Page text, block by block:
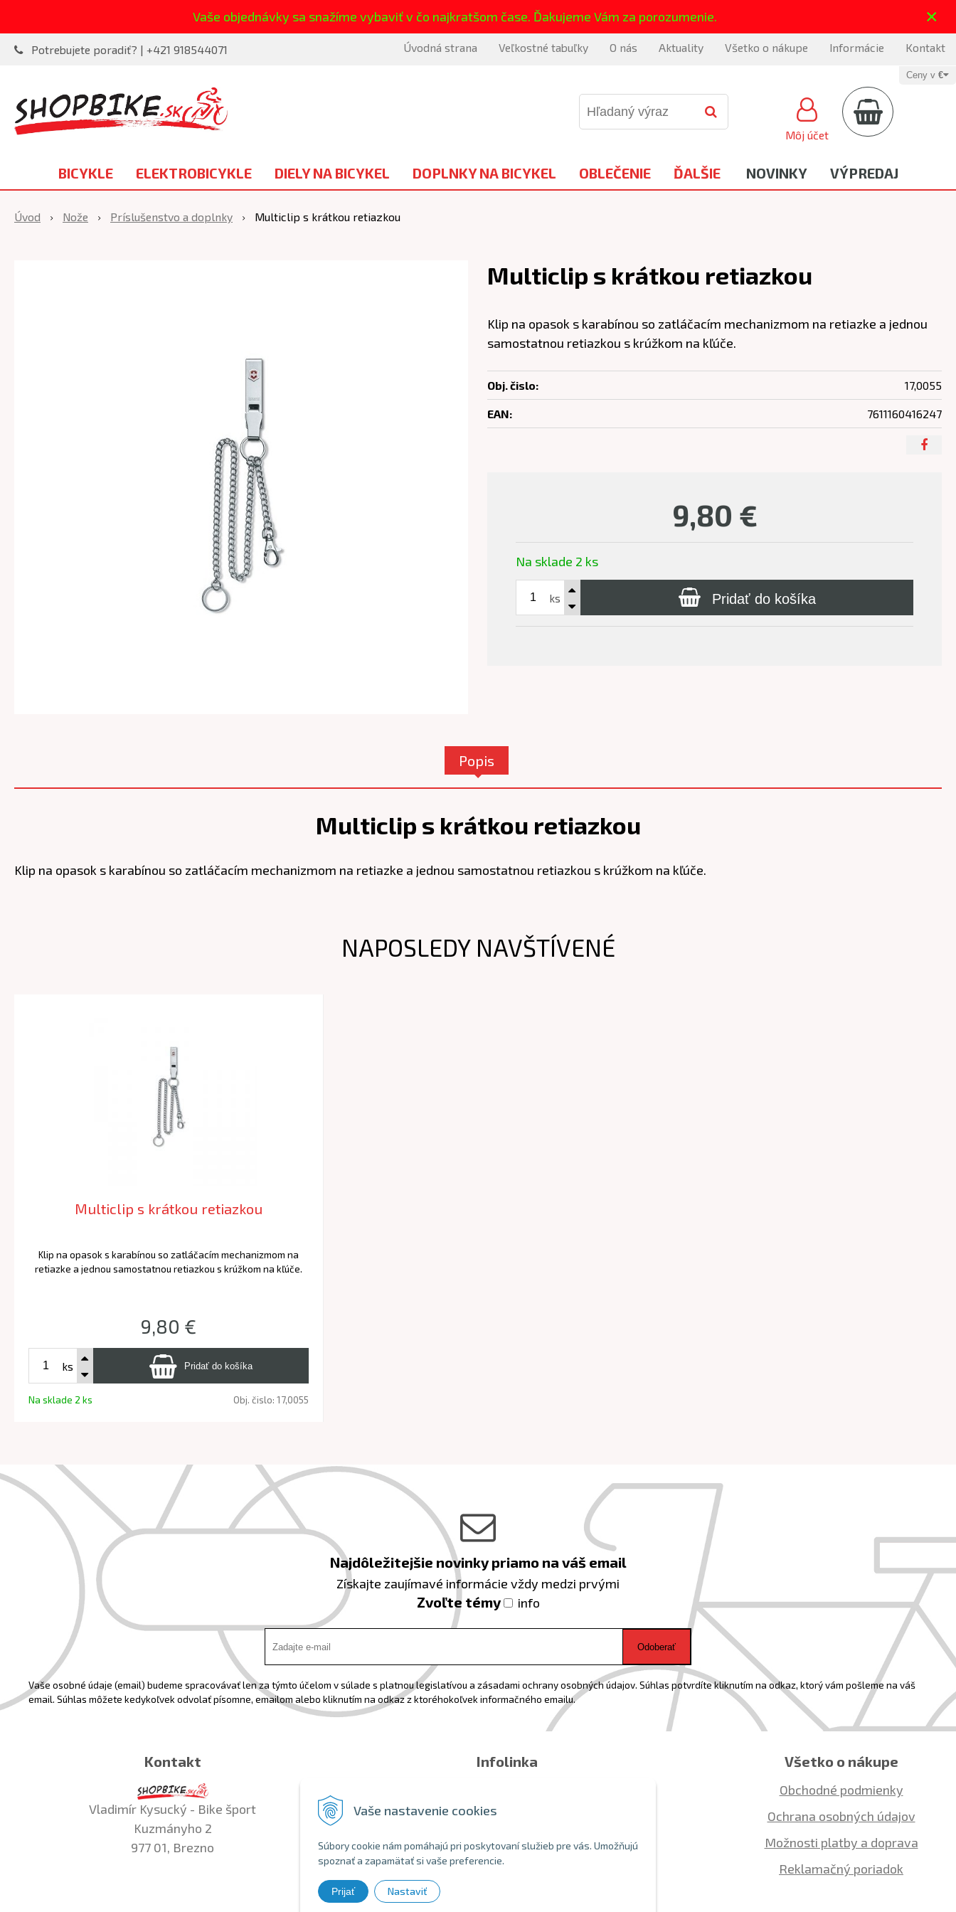
Vaše nastavenie cookies
Súbory cookie nám pomáhajú pri poskytovaní služieb pre vás. Umožňujú
spoznať a zapamätať si vaše preferencie.
Prijať Nastaviť
Vaše objednávky sa snažíme vybaviť v čo najkratšom čase. Ďakujeme Vám za porozumenie. ×
Potrebujete poradiť? | +421 918544071 Úvodná strana Veľkostné tabuľky O nás Aktuality Všetko o nákupe Informácie Kontakt
Môj účet
Ceny v €
BICYKLE ELEKTROBICYKLE DIELY NA BICYKEL DOPLNKY NA BICYKEL OBLEČENIE ĎALŠIE NOVINKY VÝPREDAJ
Úvod Nože Príslušenstvo a doplnky Multiclip s krátkou retiazkou
Multiclip s krátkou retiazkou
9,80 €
Na sklade 2 ks
ks Pridať do košíka
Klip na opasok s karabínou so zatláčacím mechanizmom na retiazke a jednou
samostatnou retiazkou s krúžkom na kľúče.
Obj. čislo: 17,0055
EAN: 7611160416247
Popis
Multiclip s krátkou retiazkou
Klip na opasok s karabínou so zatláčacím mechanizmom na retiazke a jednou samostatnou retiazkou s krúžkom na kľúče.
NAPOSLEDY NAVŠTÍVENÉ
Multiclip s krátkou retiazkou
Klip na opasok s karabínou so zatláčacím mechanizmom na
retiazke a jednou samostatnou retiazkou s krúžkom na kľúče.
9,80 €
ks
Na sklade 2 ks Obj. čislo: 17,0055
Najdôležitejšie novinky priamo na váš email
Získajte zaujímavé informácie vždy medzi prvými
Zvoľte témy info
Odoberať
Vaše osobné údaje (email) budeme spracovávať len za týmto účelom v súlade s platnou legislatívou a zásadami ochrany osobných údajov. Súhlas potvrdíte kliknutím na odkaz, ktorý vám pošleme na váš
email. Súhlas môžete kedykoľvek odvolať písomne, emailom alebo kliknutím na odkaz z ktoréhokoľvek informačného emailu.
Kontakt
Vladimír Kysucký - Bike šport
Kuzmányho 2
977 01, Brezno
Infolinka
Tel:0918544071
Všetko o nákupe
Obchodné podmienky
Ochrana osobných údajov
Možnosti platby a doprava
Reklamačný poriadok